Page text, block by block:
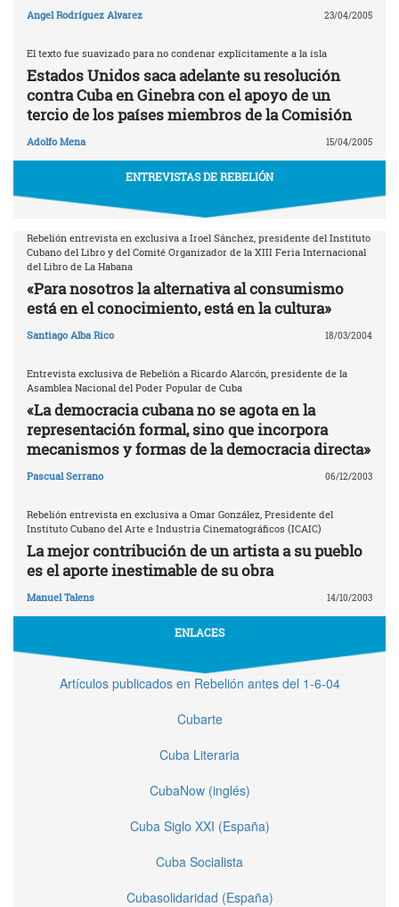
Angel Rodríguez Alvarez 23/04/2005
El texto fue suavizado para no condenar explícitamente a la isla
Estados Unidos saca adelante su resolución
contra Cuba en Ginebra con el apoyo de un
tercio de los países miembros de la Comisión
Adolfo Mena 15/04/2005
ENTREVISTAS DE REBELIÓN
Rebelión entrevista en exclusiva a Iroel Sánchez, presidente del Instituto
Cubano del Libro y del Comité Organizador de la XIII Feria Internacional
del Libro de La Habana
«Para nosotros la alternativa al consumismo
está en el conocimiento, está en la cultura»
Santiago Alba Rico 18/03/2004
Entrevista exclusiva de Rebelión a Ricardo Alarcón, presidente de la
Asamblea Nacional del Poder Popular de Cuba
«La democracia cubana no se agota en la
representación formal, sino que incorpora
mecanismos y formas de la democracia directa»
Pascual Serrano 06/12/2003
Rebelión entrevista en exclusiva a Omar González, Presidente del
Instituto Cubano del Arte e Industria Cinematográficos (ICAIC)
La mejor contribución de un artista a su pueblo
es el aporte inestimable de su obra
Manuel Talens 14/10/2003
ENLACES
Artículos publicados en Rebelión antes del 1-6-04
Cubarte
Cuba Literaria
CubaNow (inglés)
Cuba Siglo XXI (España)
Cuba Socialista
Cubasolidaridad (España)